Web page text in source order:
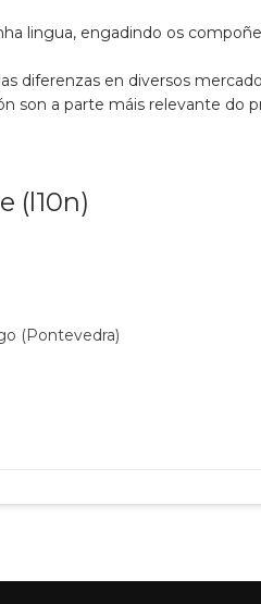
lingua, engadindo os
diferenzas en diversos
son a parte máis relevante do
(l10n)
(Pontevedra)